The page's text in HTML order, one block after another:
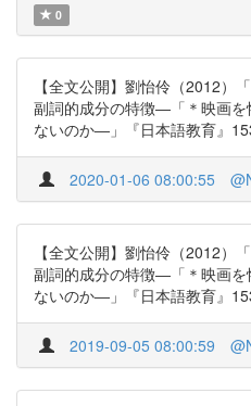
0
【全文公開】劉怡伶（2012）
副詞的成分の特徴―「＊映画を
ないのか―」『日本語教育』
2020-01-06 08:00:55
【全文公開】劉怡伶（2012）
副詞的成分の特徴―「＊映画を
ないのか―」『日本語教育』
2019-09-05 08:00:59